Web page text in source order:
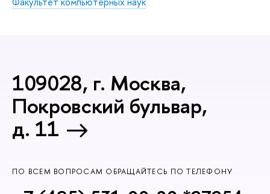
109028, г. Москва,
Покровский бульвар,
д. 11
ПО ВСЕМ ВОПРОСАМ ОБРАЩАЙТЕСЬ ПО ТЕЛЕФОНУ